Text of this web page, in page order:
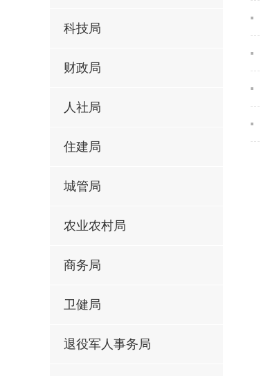
科技局
财政局
人社局
住建局
城管局
农业农村局
商务局
卫健局
退役军人事务局